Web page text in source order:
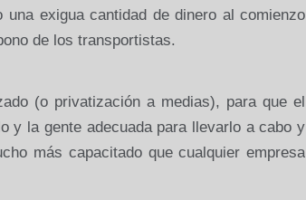
exigua cantidad de dinero al comienzo
de los transportistas.
(o privatización a medias), para que el
y la gente adecuada para llevarlo a cabo y
más capacitado que cualquier empresa